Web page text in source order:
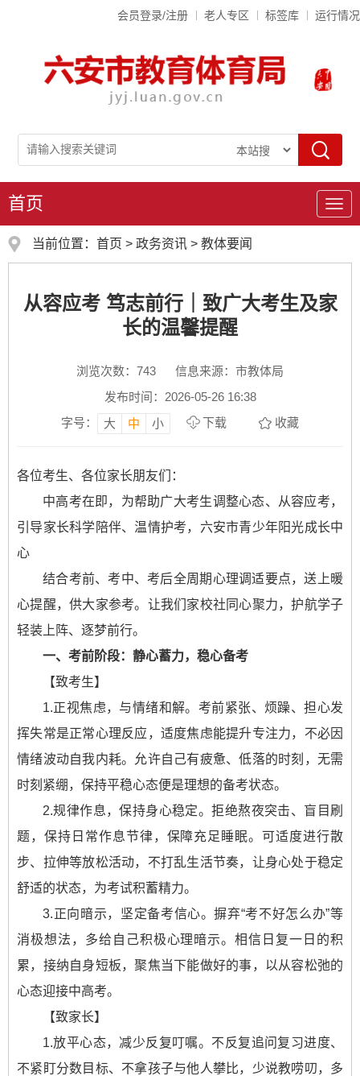
会员登录/注册 老人专区 标签库 运行情况
导
首页
当前位置： 首页 > 政务资讯 > 教体要闻
从容应考 笃志前行｜致广大考生及家
长的温馨提醒
浏览次数： 743
信息来源：市教体局
发布时间：2026-05-26 16:38
字号：
大 中 小 下载 收藏
各位考生、各位家长朋友们：
中高考在即，为帮助广大考生调整心态、从容应考，
引导家长科学陪伴、温情护考，六安市青少年阳光成长中
心
结合考前、考中、考后全周期心理调适要点，送上暖
心提醒，供大家参考。让我们家校社同心聚力，护航学子
轻装上阵、逐梦前行。
一、考前阶段：静心蓄力，稳心备考
【致考生】
1.正视焦虑，与情绪和解。考前紧张、烦躁、担心发
挥失常是正常心理反应，适度焦虑能提升专注力，不必因
情绪波动自我内耗。允许自己有疲惫、低落的时刻，无需
时刻紧绷，保持平稳心态便是理想的备考状态。
2.规律作息，保持身心稳定。拒绝熬夜突击、盲目刷
题，保持日常作息节律，保障充足睡眠。可适度进行散
步、拉伸等放松活动，不打乱生活节奏，让身心处于稳定
舒适的状态，为考试积蓄精力。
3.正向暗示，坚定备考信心。摒弃“考不好怎么办”等
消极想法，多给自己积极心理暗示。相信日复一日的积
累，接纳自身短板，聚焦当下能做好的事，以从容松弛的
心态迎接中高考。
【致家长】
1.放平心态，减少反复叮嘱。不反复追问复习进度、
不紧盯分数目标、不拿孩子与他人攀比，少说教唠叨，多